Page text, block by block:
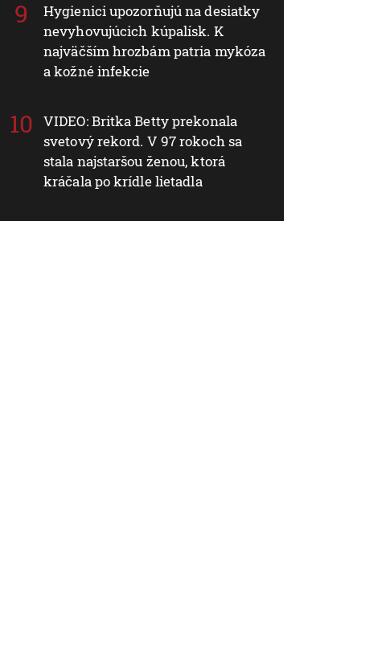
Hygienici upozorňujú na desiatky
nevyhovujúcich kúpalísk. K
najväčším hrozbám patria mykóza
a kožné infekcie
VIDEO: Britka Betty prekonala
svetový rekord. V 97 rokoch sa
stala najstaršou ženou, ktorá
kráčala po krídle lietadla